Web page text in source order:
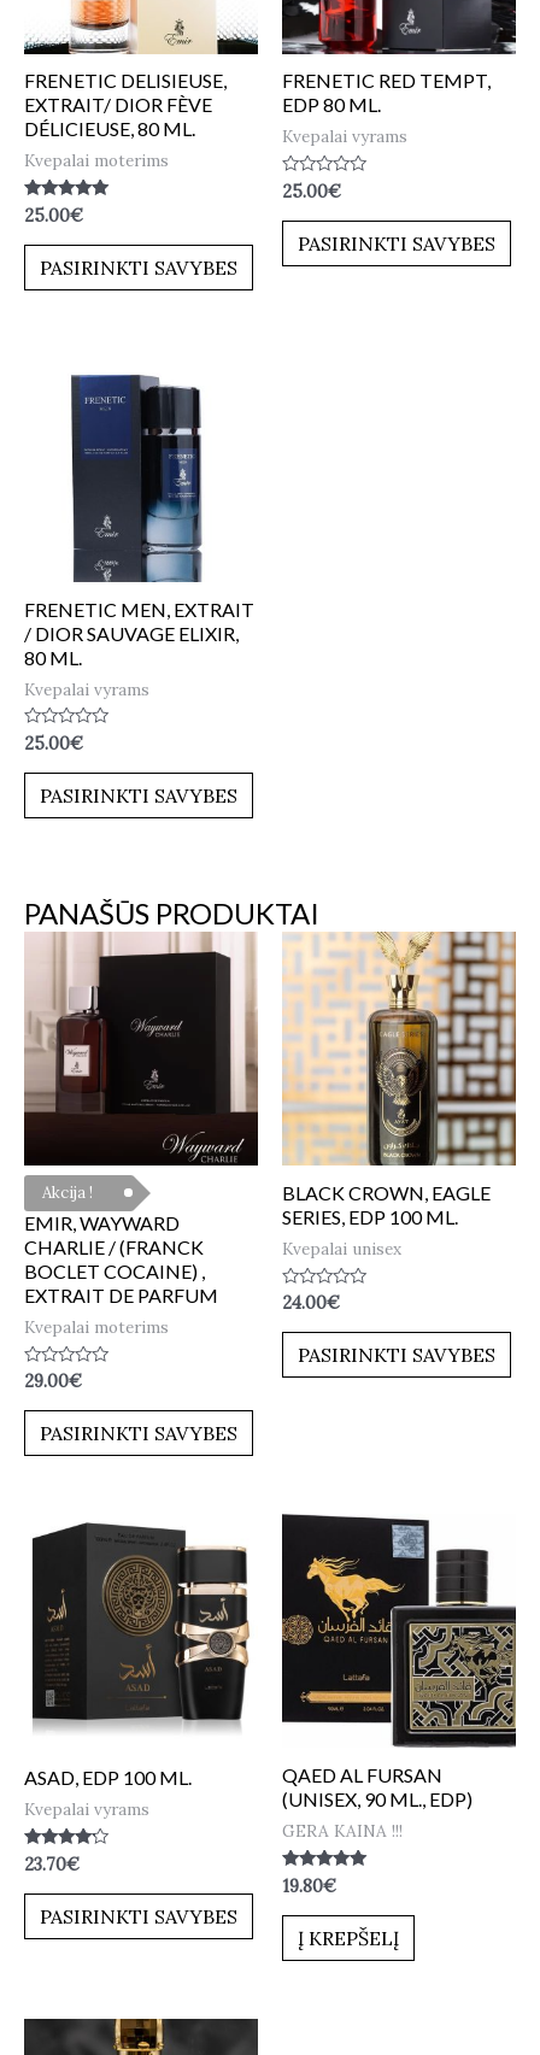
FRENETIC DELISIEUSE,
EXTRAIT/ DIOR FÈVE
DÉLICIEUSE, 80 ML.
Kvepalai moterims
Įvertinimas:
5.00
iš 5
25.00€
PASIRINKTI SAVYBES
FRENETIC RED TEMPT,
EDP 80 ML.
Kvepalai vyrams
Įvertinimas:
0
iš
25.00€
PASIRINKTI SAVYBES
FRENETIC MEN, EXTRAIT
/ DIOR SAUVAGE ELIXIR,
80 ML.
Kvepalai vyrams
Įvertinimas:
iš
25.00€
PASIRINKTI SAVYBES
PANAŠŪS PRODUKTAI
Akcija !
EMIR, WAYWARD
CHARLIE / (FRANCK
BOCLET COCAINE) ,
EXTRAIT DE PARFUM
Kvepalai moterims
Įvertinimas:
iš
29.00€
PASIRINKTI SAVYBES
BLACK CROWN, EAGLE
SERIES, EDP 100 ML.
Kvepalai unisex
Įvertinimas:
iš
24.00€
PASIRINKTI SAVYBES
ASAD, EDP 100 ML.
Kvepalai vyrams
Įvertinimas:
4.00
iš 5
23.70€
PASIRINKTI SAVYBES
QAED AL FURSAN
(UNISEX, 90 ML., EDP)
GERA KAINA !!!
Įvertinimas:
5.00
iš 5
19.80€
Į KREPŠELĮ